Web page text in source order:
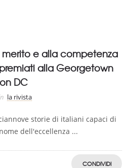
e alla competenza
alla Georgetown
DC
la rivista
storie di italiani capaci di
dell'eccellenza ...
CONDIVIDI